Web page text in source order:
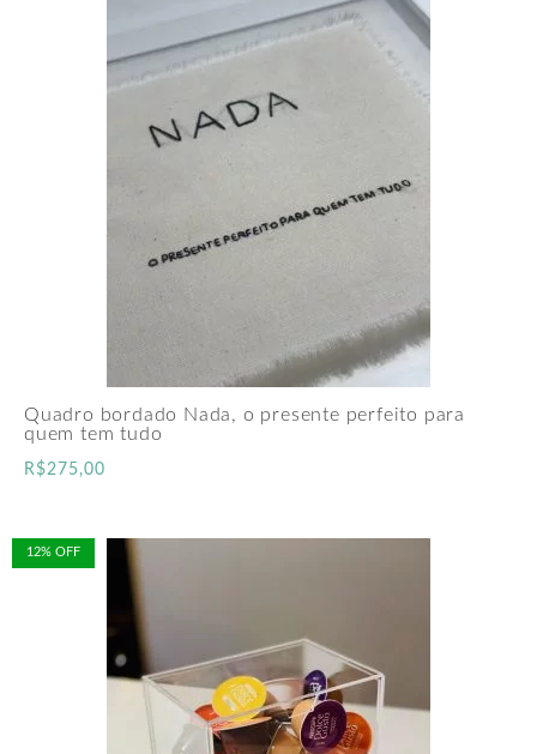
Quadro bordado Nada, o presente perfeito para
quem tem tudo
R$275,00
12% OFF